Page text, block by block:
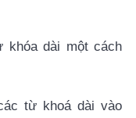
khóa dài một cách
từ khoá dài vào